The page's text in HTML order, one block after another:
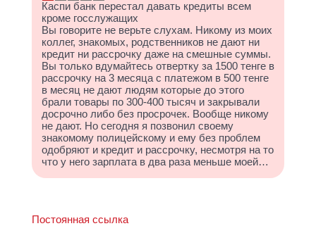
Каспи банк перестал давать кредиты всем
кроме госслужащих
Вы говорите не верьте слухам. Никому из моих
коллег, знакомых, родственников не дают ни
кредит ни рассрочку даже на смешные суммы.
Вы только вдумайтесь отвертку за 1500 тенге в
рассрочку на 3 месяца с платежом в 500 тенге
в месяц не дают людям которые до этого
брали товары по 300-400 тысяч и закрывали
досрочно либо без просрочек. Вообще никому
не дают. Но сегодня я позвонил своему
знакомому полицейскому и ему без проблем
одобряют и кредит и рассрочку, несмотря на то
что у него зарплата в два раза меньше моей…
Постоянная ссылка